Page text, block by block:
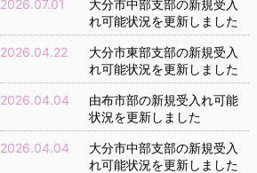
2026.07.01
大分市中部支部の新規受入
れ可能状況を更新しました
2026.04.22
大分市東部支部の新規受入
れ可能状況を更新しました
2026.04.04
由布市部の新規受入れ可能
状況を更新しました
2026.04.04
大分市中部支部の新規受入
れ可能状況を更新しました